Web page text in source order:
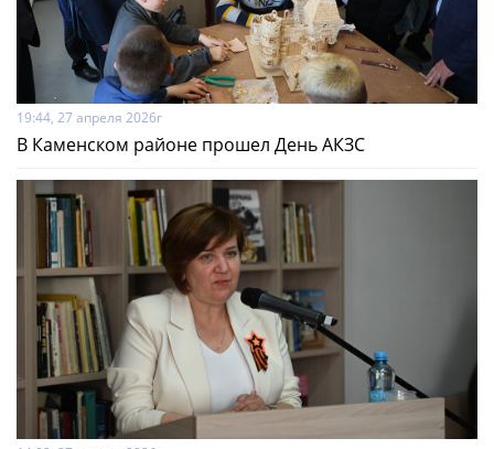
19:44, 27 апреля 2026г
В Каменском районе прошел День АКЗС